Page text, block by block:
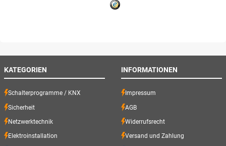
KATEGORIEN
Schalterprogramme / KNX
Sicherheit
Netzwerktechnik
Elektroinstallation
INFORMATIONEN
Impressum
AGB
Widerrufsrecht
Versand und Zahlung